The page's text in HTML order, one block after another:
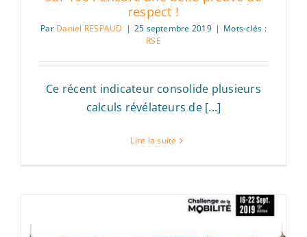
respect !
Par Daniel RESPAUD | 25 septembre 2019 | Mots-clés :
RSE
Ce récent indicateur consolide plusieurs
calculs révélateurs de [...]
Lire la suite